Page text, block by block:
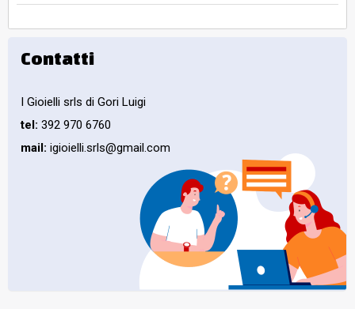
Contatti
I Gioielli srls di Gori Luigi
tel: 392 970 6760
mail: igioielli.srls@gmail.com